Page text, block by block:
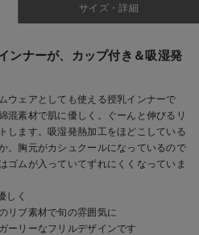
サイズ・詳細
ンナーが、カップ付き＆吸湿発
ウェアとしても使える授乳インナーで
混素材で肌に優しく。ぐーんと伸びるリ
します。吸湿発熱加工をほどこしている
。胸元がカシュクールになっているので
ゴムが入っていてずれにくくなっていま
しく
リブ素材で旬の雰囲気に
ーリーなフリルデザインです